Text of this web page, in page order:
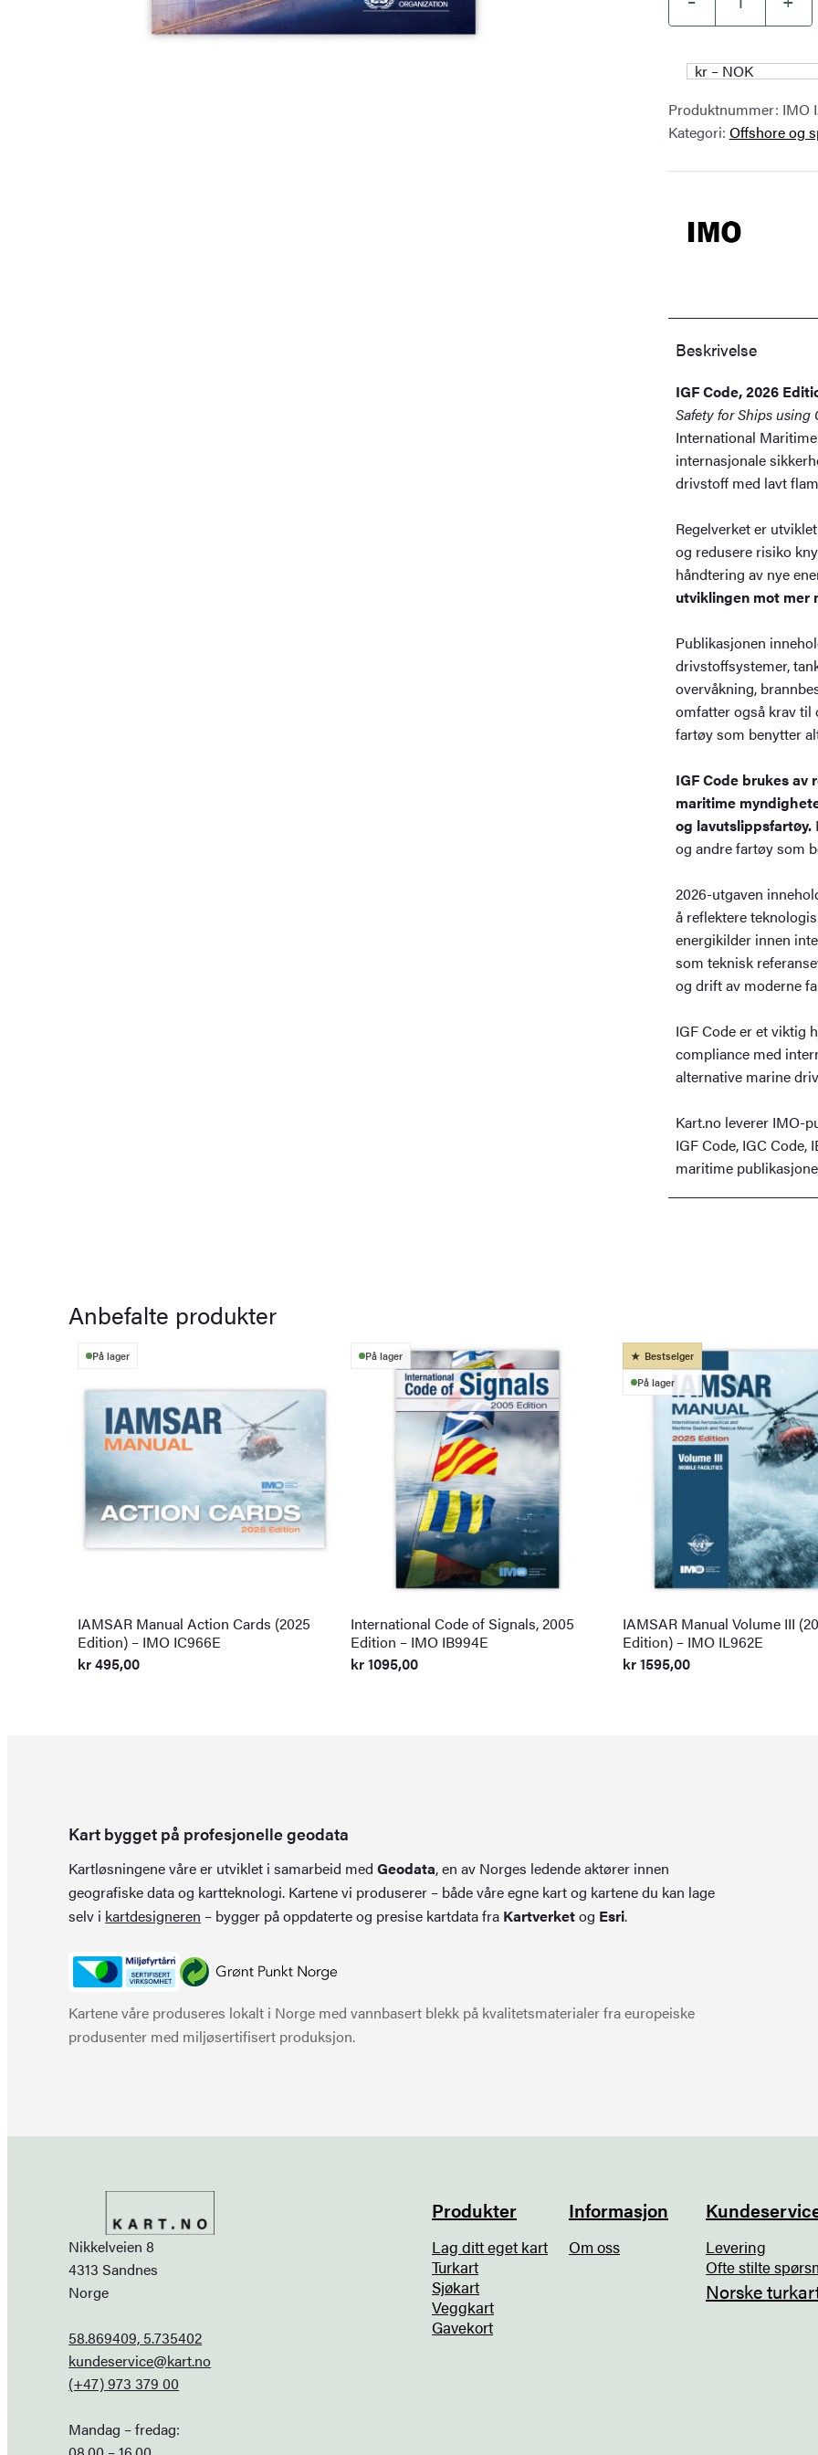
2026
Edition
–
antall
kr – NOK
Produktnummer: IMO
Kategori: Offshore og
Beskrivelse
IGF Code, 2026
Safety for Ships
International
internasjonale
drivstoff med lavt
Regelverket er
og redusere risiko
håndtering av nye
utviklingen mot
Publikasjonen
drivstoffsystemer,
overvåkning,
omfatter også krav
fartøy som benytter
IGF Code brukes av
maritime
og lavutslippsfartøy.
og andre fartøy som
2026-utgaven
å reflektere
energikilder innen
som teknisk
og drift av moderne
IGF Code er et viktig
compliance med
alternative marine
Kart.no leverer IMO-
IGF Code, IGC Code,
maritime
Anbefalte produkter
På lager
IAMSAR Manual Action Cards (2025
Edition) – IMO IC966E
kr495,00
På lager
International Code of Signals, 2005
Edition – IMO IB994E
kr1095,00
Bestselger
På lager
IAMSAR Manual Volume III
Edition) – IMO IL962E
kr1595,00
Kart bygget på profesjonelle geodata
Kartløsningene våre er utviklet i samarbeid medGeodata, en av Norges ledende aktører innen
geografiske data og kartteknologi. Kartene vi produserer – både våre egne kart og kartene du kan lage
selv i kartdesigneren – bygger på oppdaterte og presise kartdata fra Kartverketog Esri.
Kartene våre produseres lokalt i Norge med vannbasert blekk på kvalitetsmaterialer fra europeiske
produsenter med miljøsertifisert produksjon.
Nikkelveien 8
4313 Sandnes
Norge
58.869409, 5.735402
kundeservice@kart.no
(+47) 973 379 00
Mandag – fredag:
Produkter
Lag ditt eget kart
Turkart
Sjøkart
Veggkart
Gavekort
Informasjon
Om oss
Levering
Ofte stilte
Norske